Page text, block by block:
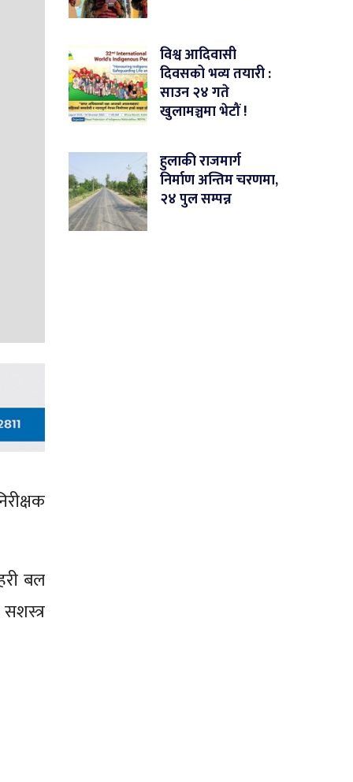
बल
विश्व आदिवासी
दिवसको भव्य तयारी :
साउन २४ गते
खुलामञ्चमा भेटौं !
हुलाकी राजमार्ग
निर्माण अन्तिम चरणमा,
२४ पुल सम्पन्न